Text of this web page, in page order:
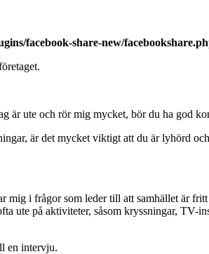
facebook-share-new/
är ute och rör mig mycket, bör du ha god
är det mycket viktigt att du är lyhörd
i frågor som leder till att samhället är
ute på aktiviteter, såsom kryssningar, TV-
en intervju.